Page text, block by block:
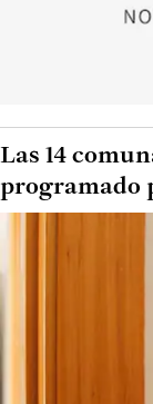
Las 14
programado